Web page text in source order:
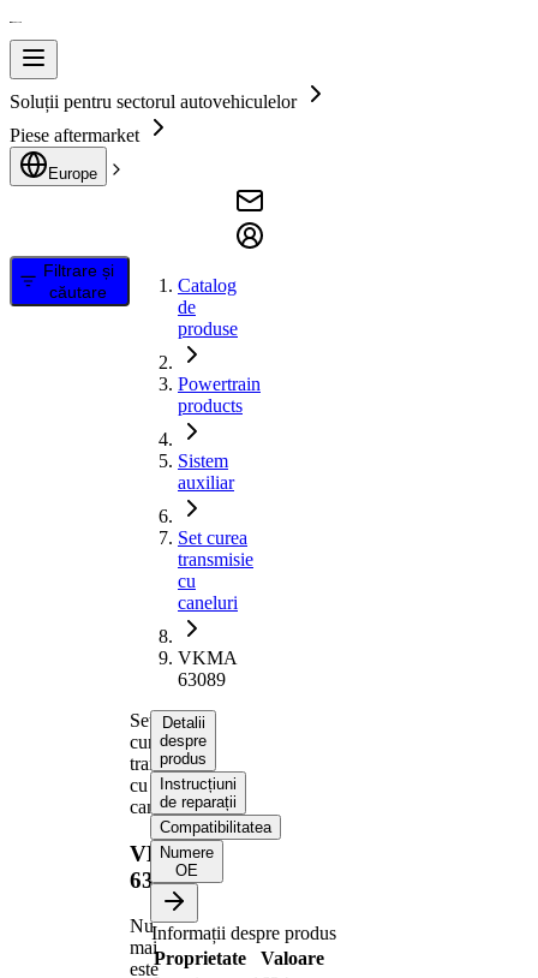
Soluții pentru sectorul autovehiculelor
Piese aftermarket
Europe
Filtrare și
căutare
Catalog
de
produse
Powertrain
products
Sistem
auxiliar
Set curea
transmisie
cu
caneluri
VKMA
63089
Set
curea
transmisie
cu
caneluri
VKMA
63089
Nu
mai
este
Detalii
despre
produs
Instrucțiuni
de reparații
Compatibilitatea
Numere
OE
Informații despre produs
Proprietate
Valoare